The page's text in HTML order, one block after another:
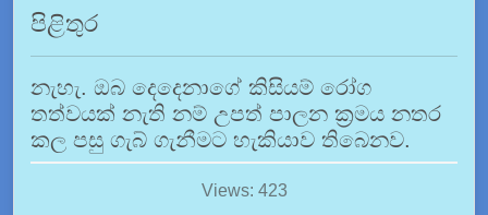
පිළිතුර
නැහැ. ඔබ දෙදෙනාගේ කිසියම් රෝග
තත්වයක් නැති නම් උපත් පාලන ක්‍රමය නතර
කල පසු ගැබ් ගැනීමට හැකියාව තිබෙනව.
Views: 423